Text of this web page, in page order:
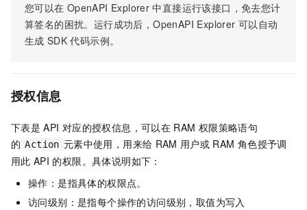
您可以在 OpenAPI Explorer 中直接运行该接口，免去您计
算签名的困扰。运行成功后，OpenAPI Explorer 可以自动
生成 SDK 代码示例。
授权信息
下表是 API 对应的授权信息，可以在 RAM 权限策略语句
的 Action 元素中使用，用来给 RAM 用户或 RAM 角色授予调
用此 API 的权限。具体说明如下：
操作：是指具体的权限点。
访问级别：是指每个操作的访问级别，取值为写入